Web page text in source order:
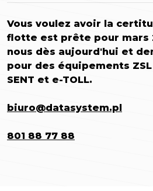
Vous voulez avoir la
flotte est prête pour mars
nous dès aujourd'hui et
pour des équipements
SENT et e-TOLL.
biuro@datasystem.pl
801 88 77 88